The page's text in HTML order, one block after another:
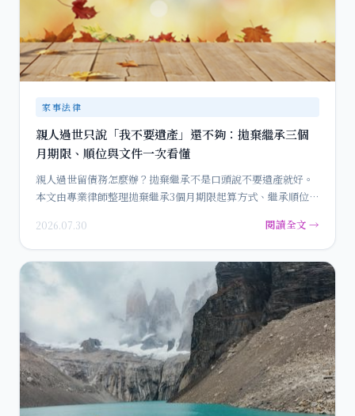
家事法律
親人過世只說「我不要遺產」還不夠：拋棄繼承三個
月期限、順位與文件一次看懂
親人過世留債務怎麼辦？拋棄繼承不是口頭說不要遺產就好。
本文由專業律師整理拋棄繼承3個月期限起算方式、繼承順位接
2026.07.30 閱讀全文 →